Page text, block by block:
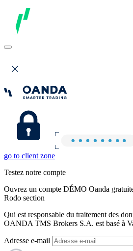
go to client zone
Testez notre compte
Ouvrez un compte DÉMO Oanda
Rodo section
Qui est responsable du traitement des
OANDA TMS Brokers S.A. est basé à
Adresse e-mail